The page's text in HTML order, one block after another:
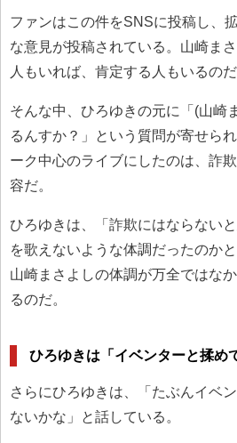
ファンはこの件をSNSに投稿し、
な意見が投稿されている。山崎ま
人もいれば、肯定する人もいるのだ
そんな中、ひろゆきの元に「(山崎
るんすか？」という質問が寄せら
ーク中心のライブにしたのは、詐
容だ。
ひろゆきは、「詐欺にはならない
を歌えないような体調だったのか
山崎まさよしの体調が万全ではな
るのだ。
ひろゆきは「イベンターと揉め
さらにひろゆきは、「たぶんイベ
ないかな」と話している。